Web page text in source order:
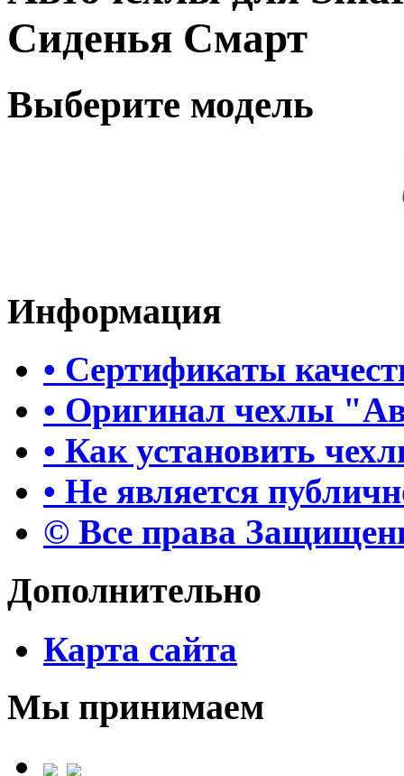
Сиденья Смарт
Выберите модель
Информация
• Сертификаты
• Оригинал чехлы
• Как установить
• Не является
© Все права
Дополнительно
Карта сайта
Мы принимаем